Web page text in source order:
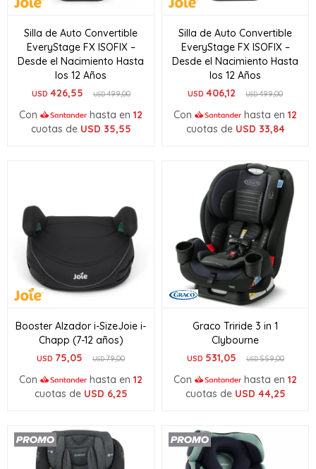
Silla de Auto Convertible
EveryStage FX ISOFIX –
Desde el Nacimiento Hasta
los 12 Años
USD 426,55 USD499,00
Con hasta en 12
cuotas de USD 35,55
Silla de Auto Convertible
EveryStage FX ISOFIX –
Desde el Nacimiento Hasta
los 12 Años
USD 406,12 USD499,00
Con hasta en 12
cuotas de USD 33,84
Booster Alzador i-SizeJoie i-
Chapp (7-12 años)
USD 75,05 USD79,00
Con hasta en 12
cuotas de USD 6,25
Graco Triride 3 in 1
Clybourne
USD 531,05 USD559,00
Con hasta en 12
cuotas de USD 44,25